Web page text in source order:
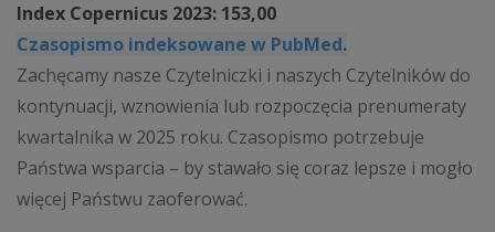
Index Copernicus 2023: 153,00
Czasopismo indeksowane w PubMed.
Zachęcamy nasze Czytelniczki i naszych Czytelników do
kontynuacji, wznowienia lub rozpoczęcia prenumeraty
kwartalnika w 2025 roku. Czasopismo potrzebuje
Państwa wsparcia – by stawało się coraz lepsze i mogło
więcej Państwu zaoferować.